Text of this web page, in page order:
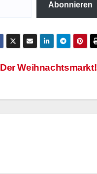
Abonnieren
Der Weihnachtsmarkt!